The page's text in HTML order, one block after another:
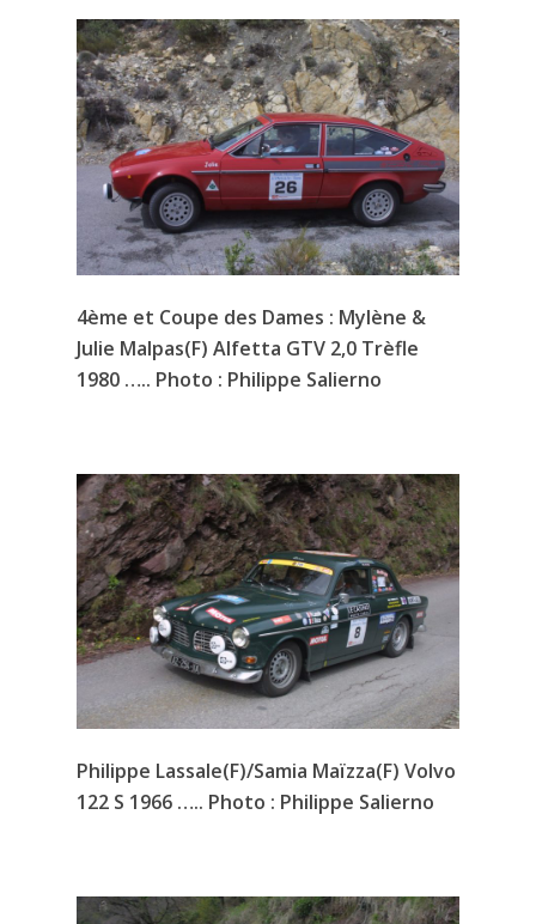
4ème et Coupe des Dames : Mylène &
Julie Malpas(F) Alfetta GTV 2,0 Trèfle
1980 ….. Photo : Philippe Salierno
Philippe Lassale(F)/Samia Maïzza(F) Volvo
122 S 1966 ….. Photo : Philippe Salierno